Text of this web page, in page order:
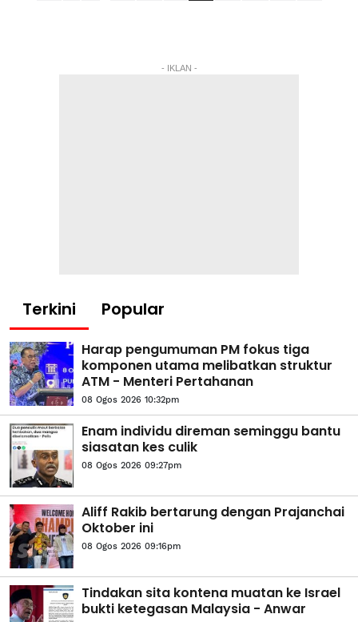
- IKLAN -
Terkini Popular
Harap pengumuman PM fokus tiga
komponen utama melibatkan struktur
ATM - Menteri Pertahanan
08 Ogos 2026 10:32pm
Enam individu direman seminggu bantu
siasatan kes culik
08 Ogos 2026 09:27pm
Aliff Rakib bertarung dengan Prajanchai
Oktober ini
08 Ogos 2026 09:16pm
Tindakan sita kontena muatan ke Israel
bukti ketegasan Malaysia - Anwar